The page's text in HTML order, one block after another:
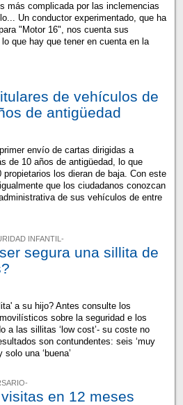
más complicada por las inclemencias
Un conductor experimentado, que ha
"Motor 16", nos cuenta sus
que hay que tener en cuenta en la
de vehículos de
de antigüedad
envío de cartas dirigidas a
de 10 años de antigüedad, lo que
propietarios los dieran de baja. Con este
que los ciudadanos conozcan
de sus vehículos de entre
INFANTIL-
segura una sillita de
a su hijo? Antes consulte los
sobre la seguridad e los
a las sillitas ‘low cost’- su coste no
son contundentes: seis ‘muy
solo una ‘buena’
en 12 meses